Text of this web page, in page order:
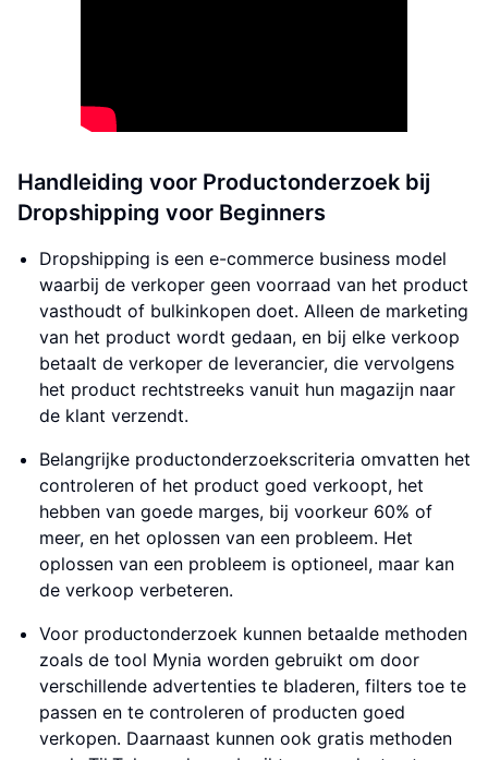
Handleiding voor Productonderzoek bij
Dropshipping voor Beginners
Dropshipping is een e-commerce business model
waarbij de verkoper geen voorraad van het product
vasthoudt of bulkinkopen doet. Alleen de marketing
van het product wordt gedaan, en bij elke verkoop
betaalt de verkoper de leverancier, die vervolgens
het product rechtstreeks vanuit hun magazijn naar
de klant verzendt.
Belangrijke productonderzoekscriteria omvatten het
controleren of het product goed verkoopt, het
hebben van goede marges, bij voorkeur 60% of
meer, en het oplossen van een probleem. Het
oplossen van een probleem is optioneel, maar kan
de verkoop verbeteren.
Voor productonderzoek kunnen betaalde methoden
zoals de tool Mynia worden gebruikt om door
verschillende advertenties te bladeren, filters toe te
passen en te controleren of producten goed
verkopen. Daarnaast kunnen ook gratis methoden